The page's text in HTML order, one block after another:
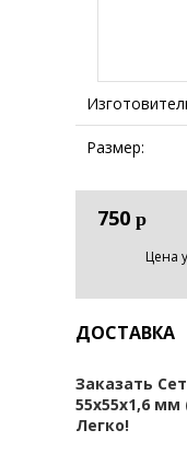
Размер:
750 р
Цена
ДОСТАВКА
Заказать
55х55х1,6 мм
Легко!